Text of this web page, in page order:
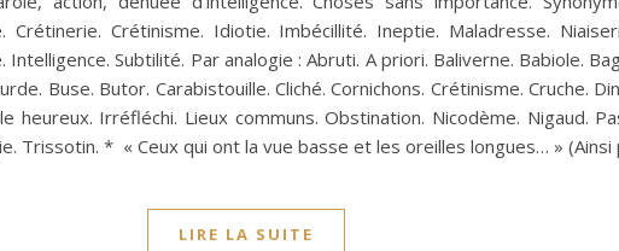
Crétinerie. Crétinisme. Idiotie. Imbécillité. Ineptie. Maladresse.
Intelligence. Subtilité. Par analogie : Abruti. A priori. Baliverne. Babiole.
Buse. Butor. Carabistouille. Cliché. Cornichons. Crétinisme. Cruche.
heureux. Irréfléchi. Lieux communs. Obstination. Nicodème. Nigaud.
Trissotin. * « Ceux qui ont la vue basse et les oreilles longues… »
LIRE LA SUITE